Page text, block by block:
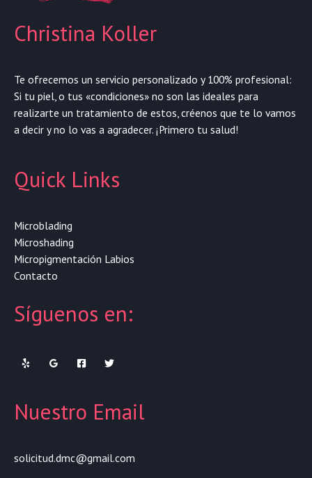
Christina Koller
Te ofrecemos un servicio personalizado y 100% profesional:
Si tu piel, o tus «condiciones» no son las ideales para
realizarte un tratamiento de estos, créenos que te lo vamos
a decir y no lo vas a agradecer. ¡Primero tu salud!
Quick Links
Microblading
Microshading
Micropigmentación Labios
Contacto
Síguenos en:
Nuestro Email
solicitud.dmc@gmail.com